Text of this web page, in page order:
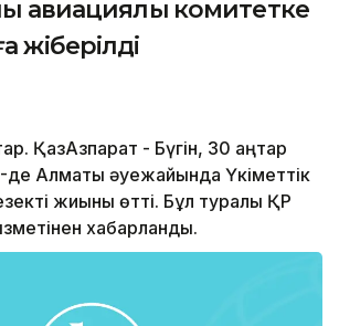
авиациялық комитетке
жіберілді
ҚазАзпарат - Бүгін, 30 қаңтар
де Алматы әуежайында Үкіметтік
жиыны өтті. Бұл туралы ҚР
хабарланды.